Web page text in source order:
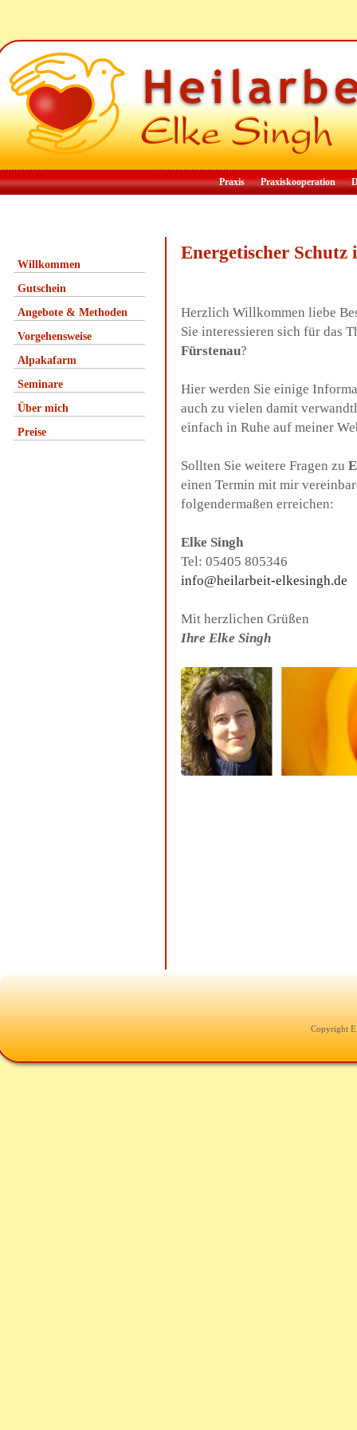
Praxis Praxiskooperation
Willkommen
Gutschein
Angebote & Methoden
Vorgehensweise
Alpakafarm
Seminare
Über mich
Preise
Energetischer
Herzlich Willkommen liebe
Sie interessieren sich für das
Fürstenau?
Hier werden Sie einige
auch zu vielen damit
einfach in Ruhe auf meiner
Sollten Sie weitere Fragen zu
einen Termin mit mir
folgendermaßen erreichen:
Elke Singh
Tel: 05405 805346
info@heilarbeit-elkesingh.de
Mit herzlichen Grüßen
Ihre Elke Singh
Copyright